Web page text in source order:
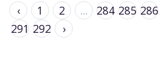
‹ 1 2 ... 284 285 286
291 292 ›